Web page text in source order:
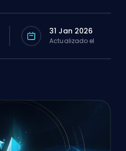
31 Jan 2026
Actualizado el